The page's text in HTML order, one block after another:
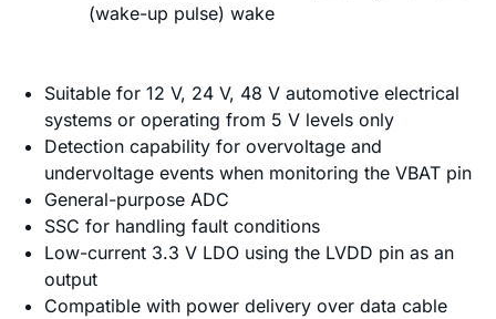
(wake-up pulse) wake
Suitable for 12 V, 24 V, 48 V automotive electrical
systems or operating from 5 V levels only
Detection capability for overvoltage and
undervoltage events when monitoring the VBAT pin
General-purpose ADC
SSC for handling fault conditions
Low-current 3.3 V LDO using the LVDD pin as an
output
Compatible with power delivery over data cable